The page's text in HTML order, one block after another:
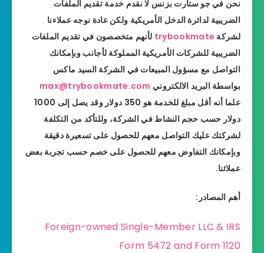
نحن في جو ستارت بزنس لا نقدم خدمة تقديم الملفات
الضريبية لدائرة الدخل الأمريكية ولكن عادة نوجه عملاءنا
لشركة trybookmate لأنهم متخصصون في تقديم الملفات
الضريبية للشركات الأمريكية المملوكة لأجانب وبإمكانك
التواصل مع مسؤول المبيعات في الشركة السيد ماكس
بواسطة البريد الالكتروني max@trybookmate.com
علما أنه أقل مبلغ للخدمة هو 350 دولار وقد يصل إلى 1000
دولار حسب حجم النشاط في الشركة، وللتأكد من التكلفة
لشركتك عليك التواصل معهم للحصول على تسعيرة دقيقة
وبإمكانك التفاوض معهم للحصول على خصم حسب تجربة بعض
عملائنا.
أهم المصادر:
Foreign-owned Single-Member LLC & IRS
Form 5472 and Form 1120